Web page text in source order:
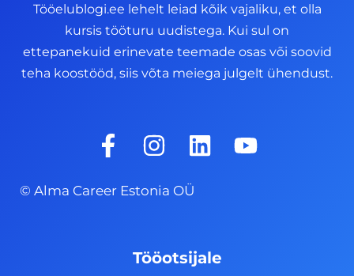
Tööelublogi.ee lehelt leiad kõik vajaliku, et olla
kursis tööturu uudistega. Kui sul on
ettepanekuid erinevate teemade osas või soovid
teha koostööd, siis võta meiega julgelt ühendust.
F
a
e
I
n
s
t
g
L
i
d
Y
o
© Alma Career Estonia OÜ
Tööotsijale